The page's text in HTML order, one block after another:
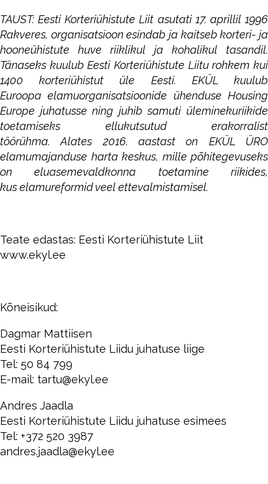
TAUST: Eesti Korteriühistute Liit asutati 17. aprillil 1996
Rakveres, organisatsioon esindab ja kaitseb korteri- ja
hooneühistute huve riiklikul ja kohalikul tasandil.
Tänaseks kuulub Eesti Korteriühistute Liitu rohkem kui
1400 korteriühistut üle Eesti. EKÜL kuulub
Euroopa elamuorganisatsioonide ühenduse Housing
Europe juhatusse ning juhib samuti üleminekuriikide
toetamiseks ellukutsutud erakorralist
töörühma. Alates 2016. aastast on EKÜL ÜRO
elamumajanduse harta keskus, mille põhitegevuseks
on eluasemevaldkonna toetamine riikides,
kus elamureformid veel ettevalmistamisel.
Teate edastas: Eesti Korteriühistute Liit
www.ekyl.ee
Kõneisikud:
Dagmar Mattiisen
Eesti Korteriühistute Liidu juhatuse liige
Tel: 50 84 799
E-mail: tartu@ekyl.ee
Andres Jaadla
Eesti Korteriühistute Liidu juhatuse esimees
Tel: +372 520 3987
andres.jaadla@ekyl.ee